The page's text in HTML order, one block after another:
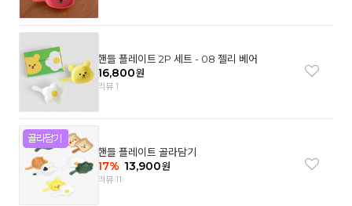
핸들 플레이트 2P 세트 - 08 젤리 베어
16,800원
리뷰 1
핸들 플레이트 골라담기
17% 13,900원
리뷰 11